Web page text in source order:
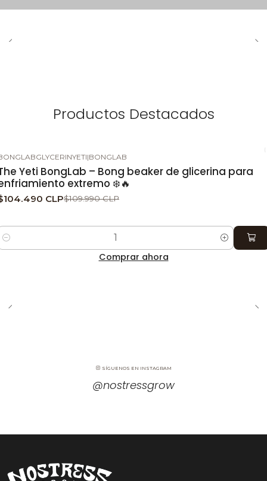
Productos Destacados
|BONGLAB
Yeti BongLab – Bong beaker de glicerina para
extremo ❄️🔥
CLP$109.990 CLP
Comprar ahora
SÍGUENOS EN INSTAGRAM
@nostressgrow